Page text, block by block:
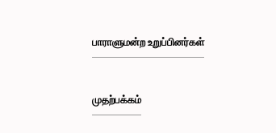
பாராளுமன்ற உறுப்பினர்கள்
முதற்பக்கம்